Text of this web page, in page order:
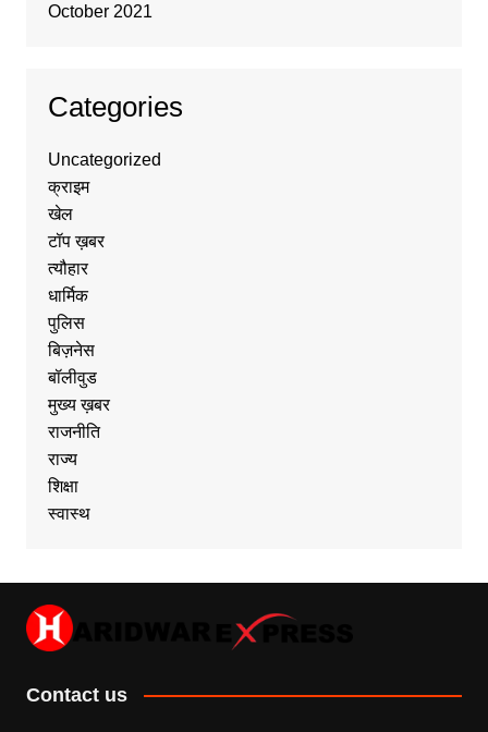
October 2021
Categories
Uncategorized
क्राइम
खेल
टॉप ख़बर
त्यौहार
धार्मिक
पुलिस
बिज़नेस
बॉलीवुड
मुख्य ख़बर
राजनीति
राज्य
शिक्षा
स्वास्थ
Contact us